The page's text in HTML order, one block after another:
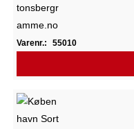
Varenr.: 55010